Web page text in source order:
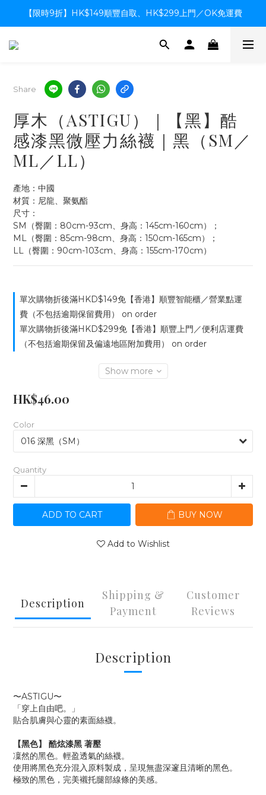
【限時9折】HK$149順豐自取、HK$299上門／OK免運費
【限時9折】HK$149順豐自取、HK$299上門／OK免運費
支付系統升級中，暫停信用卡支付至8月中，造成不便感謝諒解
Share
厚木（ASTIGU）｜【黑】酷
感漆黑微壓力絲襪｜黑（SM／
ML／LL）
產地：中國
材質：尼龍、聚氨酯
尺寸：
SM（臀圍：80cm-93cm、身高：145cm-160cm）；
ML（臀圍：85cm-98cm、身高：150cm-165cm）；
LL（臀圍：90cm-103cm、身高：155cm-170cm）
單次購物折後滿HKD$149免【香港】順豐智能櫃／營業點運
費（不包括逾期保留費用） on order
單次購物折後滿HKD$299免【香港】順豐上門／便利店運費
（不包括逾期保留及偏遠地區附加費用） on order
Show more
HK$46.00
Color
Quantity
ADD TO CART BUY NOW
Add to Wishlist
Description
Shipping &
Payment
Customer
Reviews
Description
〜ASTIGU〜
「穿上自由吧。」
貼合肌膚與心靈的素面絲襪。
【黑色】 酷炫漆黑 著壓
凜然的黑色。輕盈透氣的絲襪。
使用將黑色充分混入原料製成，呈現無盡深邃且清晰的黑色。
極致的黑色，完美襯托腿部線條的美感。